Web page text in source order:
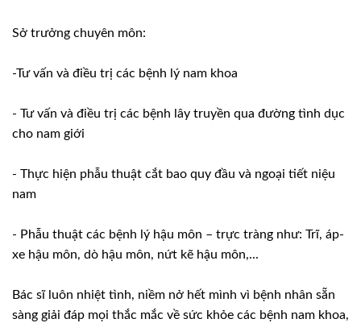
Sở trưởng chuyên môn:
-Tư vấn và điều trị các bệnh lý nam khoa
- Tư vấn và điều trị các bệnh lây truyền qua đường tình dục
cho nam giới
- Thực hiện phẫu thuật cắt bao quy đầu và ngoại tiết niệu
nam
- Phẫu thuật các bệnh lý hậu môn – trực tràng như: Trĩ, áp-
xe hậu môn, dò hậu môn, nứt kẽ hậu môn,...
Bác sĩ luôn nhiệt tình, niềm nở hết mình vì bệnh nhân sẵn
sàng giải đáp mọi thắc mắc về sức khỏe các bệnh nam khoa,